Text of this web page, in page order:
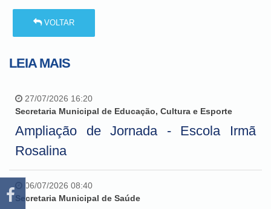
VOLTAR
LEIA MAIS
27/07/2026 16:20
Secretaria Municipal de Educação, Cultura e Esporte
Ampliação de Jornada - Escola Irmã
Rosalina
06/07/2026 08:40
Secretaria Municipal de Saúde